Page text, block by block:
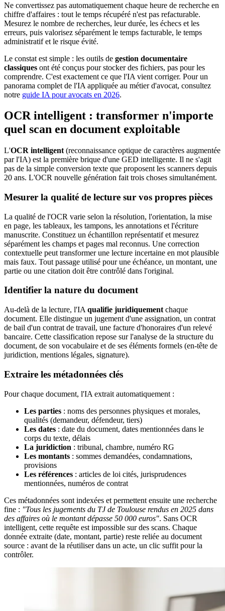
Ne convertissez pas automatiquement chaque heure de recherche en
chiffre d'affaires : tout le temps récupéré n'est pas refacturable.
Mesurez le nombre de recherches, leur durée, les échecs et les
erreurs, puis valorisez séparément le temps facturable, le temps
administratif et le risque évité.
Le constat est simple : les outils de gestion documentaire
classiques ont été conçus pour stocker des fichiers, pas pour les
comprendre. C'est exactement ce que l'IA vient corriger. Pour un
panorama complet de l'IA appliquée au métier d'avocat, consultez
notre guide IA pour avocats en 2026.
OCR intelligent : transformer n'importe
quel scan en document exploitable
L'OCR intelligent (reconnaissance optique de caractères augmentée
par l'IA) est la première brique d'une GED intelligente. Il ne s'agit
pas de la simple conversion texte que proposent les scanners depuis
20 ans. L'OCR nouvelle génération fait trois choses simultanément.
Mesurer la qualité de lecture sur vos propres pièces
La qualité de l'OCR varie selon la résolution, l'orientation, la mise
en page, les tableaux, les tampons, les annotations et l'écriture
manuscrite. Constituez un échantillon représentatif et mesurez
séparément les champs et pages mal reconnus. Une correction
contextuelle peut transformer une lecture incertaine en mot plausible
mais faux. Tout passage utilisé pour une échéance, un montant, une
partie ou une citation doit être contrôlé dans l'original.
Identifier la nature du document
Au-delà de la lecture, l'IA qualifie juridiquement chaque
document. Elle distingue un jugement d'une assignation, un contrat
de bail d'un contrat de travail, une facture d'honoraires d'un relevé
bancaire. Cette classification repose sur l'analyse de la structure du
document, de son vocabulaire et de ses éléments formels (en-tête de
juridiction, mentions légales, signature).
Extraire les métadonnées clés
Pour chaque document, l'IA extrait automatiquement :
Les parties : noms des personnes physiques et morales,
qualités (demandeur, défendeur, tiers)
Les dates : date du document, dates mentionnées dans le
corps du texte, délais
La juridiction : tribunal, chambre, numéro RG
Les montants : sommes demandées, condamnations,
provisions
Les références : articles de loi cités, jurisprudences
mentionnées, numéros de contrat
Ces métadonnées sont indexées et permettent ensuite une recherche
fine : "Tous les jugements du TJ de Toulouse rendus en 2025 dans
des affaires où le montant dépasse 50 000 euros". Sans OCR
intelligent, cette requête est impossible sur des scans. Chaque
donnée extraite (date, montant, partie) reste reliée au document
source : avant de la réutiliser dans un acte, un clic suffit pour la
contrôler.